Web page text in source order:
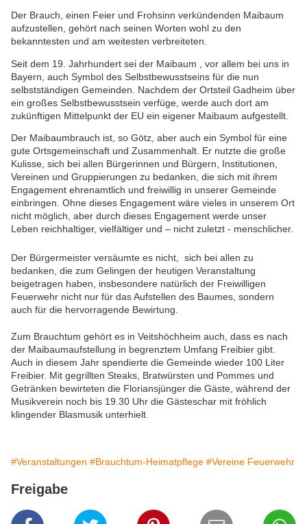
Der Brauch, einen Feier und Frohsinn verkündenden Maibaum
aufzustellen, gehört nach seinen Worten wohl zu den
bekanntesten und am weitesten verbreiteten.
Seit dem 19. Jahrhundert sei der Maibaum , vor allem bei uns in
Bayern , auch Symbol des Selbstbewusstseins für die nun
selbstständigen Gemeinden. Nachdem der Ortsteil Gadheim über
ein großes Selbstbewusstsein verfüge, werde auch dort am
zukünftigen Mittelpunkt der EU ein eigener Maibaum aufgestellt.
Der Maibaumbrauch ist, so Götz, aber auch ein Symbol für eine
gute Ortsgemeinschaft und Zusammenhalt. Er nutzte die große
Kulisse, sich bei allen Bürgerinnen und Bürgern, Institutionen,
Vereinen und Gruppierungen zu bedanken, die sich mit ihrem
Engagement ehrenamtlich und freiwillig in unserer Gemeinde
einbringen. Ohne dieses Engagement wäre vieles in unserem Ort
nicht möglich, aber durch dieses Engagement werde unser
Leben reichhaltiger, vielfältiger und – nicht zuletzt - menschlicher.
Der Bürgermeister versäumte es nicht, sich bei allen zu
bedanken, die zum Gelingen der heutigen Veranstaltung
beigetragen haben, insbesondere natürlich der Freiwilligen
Feuerwehr nicht nur für das Aufstellen des Baumes, sondern
auch für die hervorragende Bewirtung.
Zum Brauchtum gehört es in Veitshöchheim auch, dass es nach
der Maibaumaufstellung in begrenztem Umfang Freibier gibt.
Auch in diesem Jahr spendierte die Gemeinde wieder 100 Liter
Freibier. Mit gegrillten Steaks, Bratwürsten und Pommes und
Getränken bewirteten die Floriansjünger die Gäste, während der
Musikverein noch bis 19.30 Uhr die Gästeschar mit fröhlich
klingender Blasmusik unterhielt.
#Veranstaltungen #Brauchtum-Heimatpflege #Vereine Feuerwehr
Freigabe